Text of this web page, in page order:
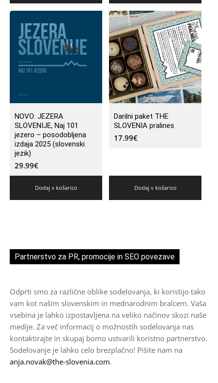
NOVO: JEZERA
SLOVENIJE, Naj 101
jezero – posodobljena
izdaja 2025 (slovenski
jezik)
29.99€
Dodaj v košarico
Darilni paket THE
SLOVENIA pralines
17.99€
Dodaj v košarico
Partnerstvo za PR, promocije in SEO povezave
Odprti smo za različne oblike sodelovanja, ki koristijo tako
vam kot našim slovenskim in mednarodnim bralcem. Vaša
vsebina je lahko izpostavljena na veliko načinov skozi naše
medije. Za več informacij o možnostih sodelovanja nas
kontaktirajte in skupaj bomo ustvarili koristno partnerstvo.
Sodelovanje je lahko celo brezplačno! Pišite nam na
anja.novak@the-slovenia.com.